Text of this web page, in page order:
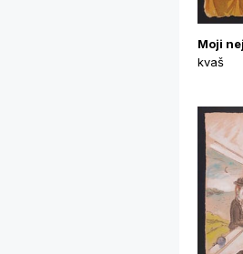
Moji
kvaš